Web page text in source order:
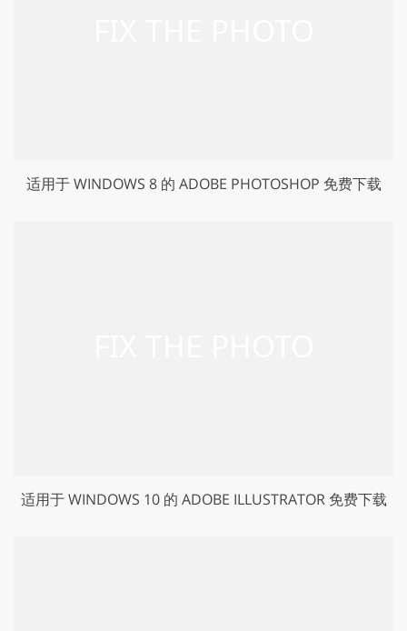
适用于 WINDOWS 8 的 ADOBE PHOTOSHOP 免费下载
适用于 WINDOWS 10 的 ADOBE ILLUSTRATOR 免费下载